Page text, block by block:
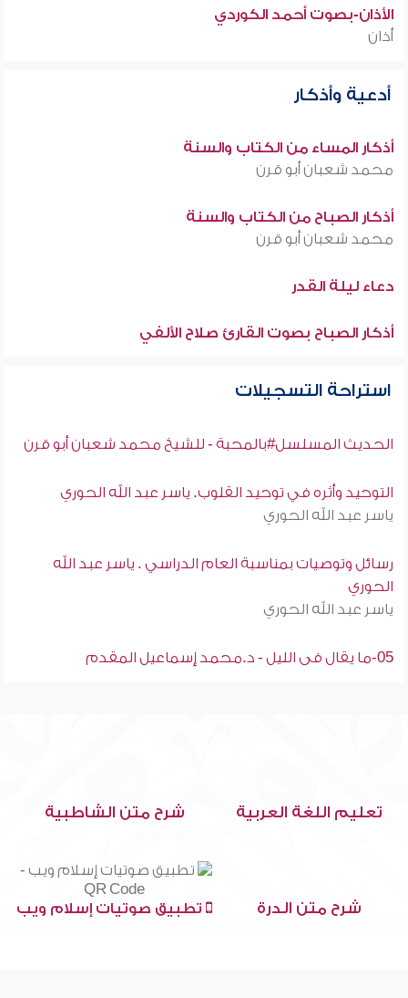
الأذان-بصوت أحمد الكوردي
أذان
أدعية وأذكار
أذكار المساء من الكتاب والسنة
محمد شعبان أبو قرن
أذكار الصباح من الكتاب والسنة
محمد شعبان أبو قرن
دعاء ليلة القدر
أذكار الصباح بصوت القارئ صلاح الألفي
استراحة التسجيلات
الحديث المسلسل#بالمحبة - للشيخ محمد شعبان أبو قرن
التوحيد وأثره في توحيد القلوب. ياسر عبد الله الحوري
ياسر عبد الله الحوري
رسائل وتوصيات بمناسبة العام الدراسي . ياسر عبد الله
الحوري
ياسر عبد الله الحوري
05-ما يقال فى الليل - د.محمد إسماعيل المقدم
تعليم اللغة العربية شرح متن الشاطبية
شرح متن الدرة تطبيق صوتيات إسلام ويب